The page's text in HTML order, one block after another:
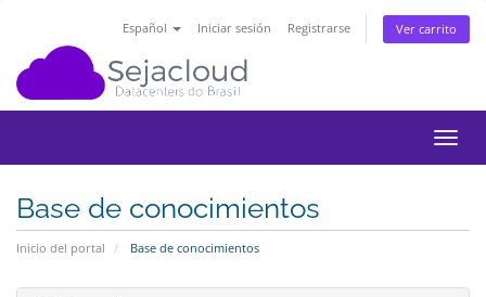
Español Iniciar sesión Registrarse Ver carrito
Base de conocimientos
Inicio del portal Base de conocimientos